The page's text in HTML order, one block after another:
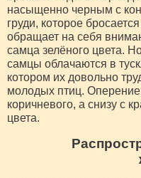
насыщенно черным с
груди, которое
обращает на себя
самца зелёного цвета.
самцы облачаются в
котором их довольно
молодых птиц.
коричневого, а снизу с
цвета.